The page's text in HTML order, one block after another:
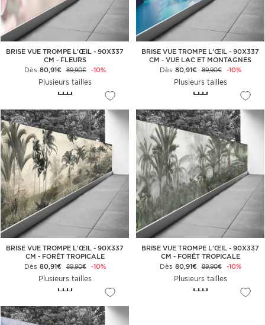
BRISE VUE TROMPE L'ŒIL - 90X337
CM - FLEURS
Dès 80,91€ 89,90€ -10%
Plusieurs tailles
BRISE VUE TROMPE L'ŒIL - 90X337
CM - VUE LAC ET MONTAGNES
Dès 80,91€ 89,90€ -10%
Plusieurs tailles
BRISE VUE TROMPE L'ŒIL - 90X337
CM - FORÊT TROPICALE
Dès 80,91€ 89,90€ -10%
Plusieurs tailles
BRISE VUE TROMPE L'ŒIL - 90X337
CM - FORÊT TROPICALE
Dès 80,91€ 89,90€ -10%
Plusieurs tailles